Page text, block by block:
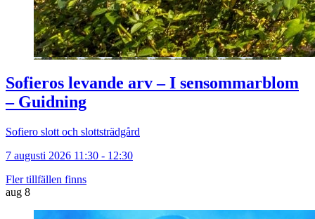
Sofieros levande arv – I sensommarblom
– Guidning
Sofiero slott och slottsträdgård
7 augusti 2026 11:30 - 12:30
Fler tillfällen finns
aug 8